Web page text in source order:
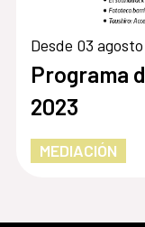
Desde 03
Programa
2023
MEDIACIÓN